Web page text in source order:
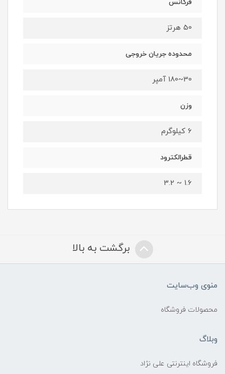
فرکانس
50 هرتز
محدوده جریان خروجی
30~180 آمپر
وزن
6 کیلوگرم
قطرالکترود
1.6 ~ 3.2
برگشت به بالا
منوی وب‌سایت
محصولات فروشگاه
وبلاگ
فروشگاه اینترنتی علی نژاد